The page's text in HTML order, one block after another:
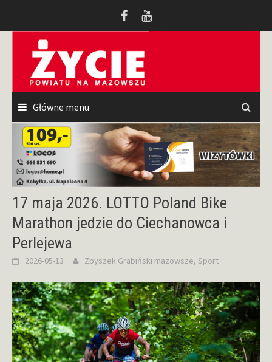
Główne menu
17 maja 2026. LOTTO Poland Bike
Marathon jedzie do Ciechanowca i
Perlejewa
2026-05-13 Zbyszek Grabiński mazowsze, Sport